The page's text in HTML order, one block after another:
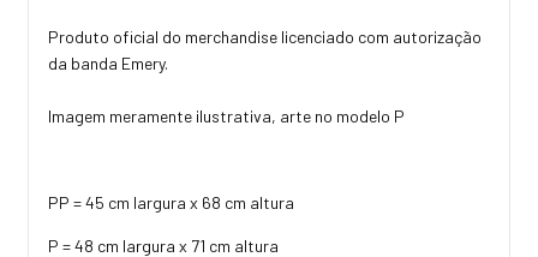
Produto oficial do merchandise licenciado com autorização
da banda Emery.
Imagem meramente ilustrativa, arte no modelo P
PP = 45 cm largura x 68 cm altura
P = 48 cm largura x 71 cm altura